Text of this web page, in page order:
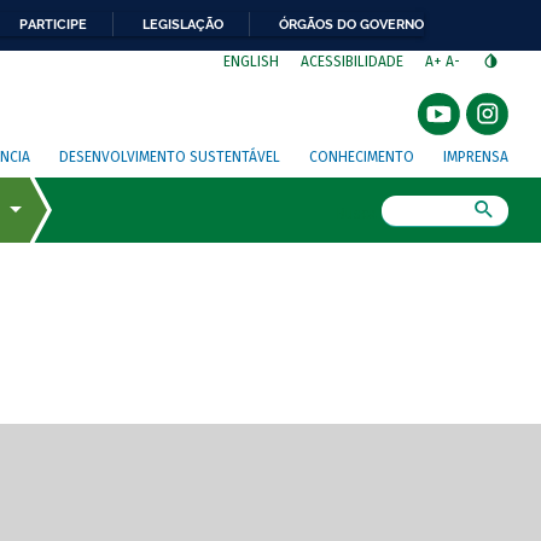
PARTICIPE LEGISLAÇÃO ÓRGÃOS DO GOVERNO
ENGLISH ACESSIBILIDADE A+ A-
DESENVOLVIMENTO SUSTENTÁVEL CONHECIMENTO IMPRENSA
de tela